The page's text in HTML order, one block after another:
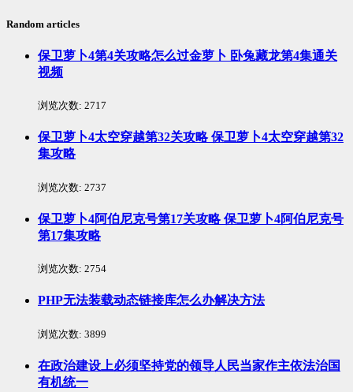
Random articles
保卫萝卜4第4关攻略怎么过金萝卜 卧兔藏龙第4集通关
视频
浏览次数: 2717
保卫萝卜4太空穿越第32关攻略 保卫萝卜4太空穿越第32
集攻略
浏览次数: 2737
保卫萝卜4阿伯尼克号第17关攻略 保卫萝卜4阿伯尼克号
第17集攻略
浏览次数: 2754
PHP无法装载动态链接库怎么办解决方法
浏览次数: 3899
在政治建设上必须坚持党的领导人民当家作主依法治国
有机统一